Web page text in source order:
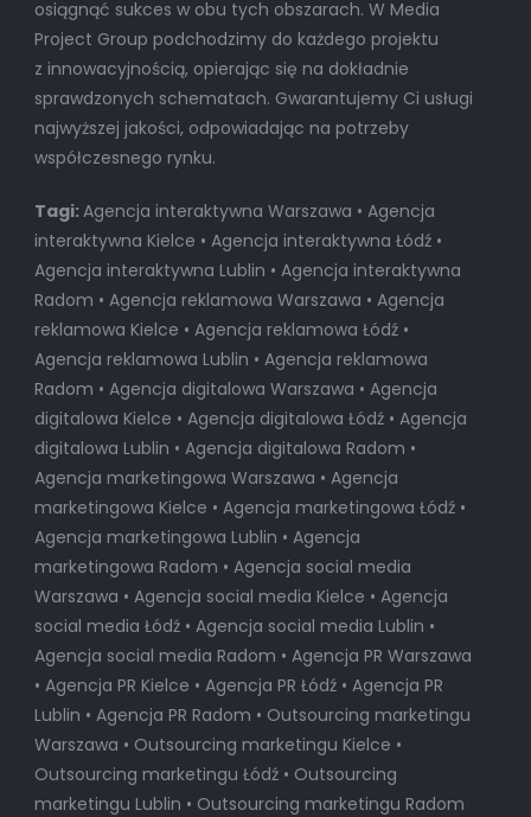
osiągnąć sukces w obu tych obszarach. W Media
Project Group podchodzimy do każdego projektu
z innowacyjnością, opierając się na dokładnie
sprawdzonych schematach. Gwarantujemy Ci usługi
najwyższej jakości, odpowiadając na potrzeby
współczesnego rynku.
Tagi:Agencja interaktywna Warszawa • Agencja
interaktywna Kielce • Agencja interaktywna Łódź •
Agencja interaktywna Lublin • Agencja interaktywna
Radom • Agencja reklamowa Warszawa • Agencja
reklamowa Kielce • Agencja reklamowa Łódź •
Agencja reklamowa Lublin • Agencja reklamowa
Radom • Agencja digitalowa Warszawa • Agencja
digitalowa Kielce • Agencja digitalowa Łódź • Agencja
digitalowa Lublin • Agencja digitalowa Radom •
Agencja marketingowa Warszawa • Agencja
marketingowa Kielce • Agencja marketingowa Łódź •
Agencja marketingowa Lublin • Agencja
marketingowa Radom • Agencja social media
Warszawa • Agencja social media Kielce • Agencja
social media Łódź • Agencja social media Lublin •
Agencja social media Radom • Agencja PR Warszawa
• Agencja PR Kielce • Agencja PR Łódź • Agencja PR
Lublin • Agencja PR Radom • Outsourcing marketingu
Warszawa • Outsourcing marketingu Kielce •
Outsourcing marketingu Łódź • Outsourcing
marketingu Lublin • Outsourcing marketingu Radom